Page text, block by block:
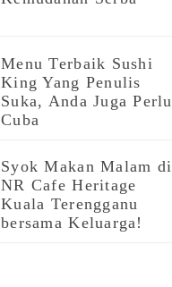
Menu Terbaik Sushi
King Yang Penulis
Suka, Anda Juga Perlu
Cuba
Syok Makan Malam di
NR Cafe Heritage
Kuala Terengganu
bersama Keluarga!